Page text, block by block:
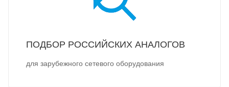
ПОДБОР РОССИЙСКИХ АНАЛОГОВ
для зарубежного сетевого оборудования